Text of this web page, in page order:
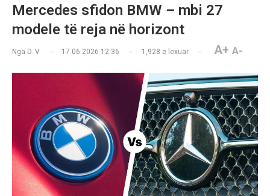
Mercedes sfidon BMW – mbi 27
modele të reja në horizont
Nga D. V. 17.06.2026 12:36 1,928 e lexuar A+ A-